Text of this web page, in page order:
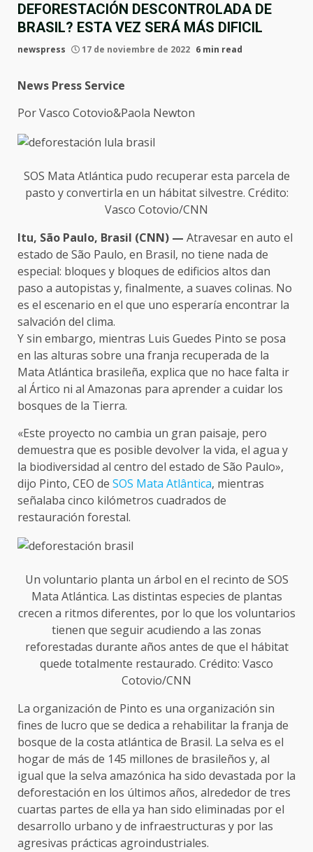
DEFORESTACIÓN DESCONTROLADA DE
BRASIL? ESTA VEZ SERÁ MÁS DIFICIL
newspress 17 de noviembre de 2022 6 min read
News Press Service
Por Vasco Cotovio&Paola Newton
SOS Mata Atlántica pudo recuperar esta parcela de
pasto y convertirla en un hábitat silvestre. Crédito:
Vasco Cotovio/CNN
Itu, São Paulo, Brasil (CNN) — Atravesar en auto el
estado de São Paulo, en Brasil, no tiene nada de
especial: bloques y bloques de edificios altos dan
paso a autopistas y, finalmente, a suaves colinas. No
es el escenario en el que uno esperaría encontrar la
salvación del clima.
Y sin embargo, mientras Luis Guedes Pinto se posa
en las alturas sobre una franja recuperada de la
Mata Atlántica brasileña, explica que no hace falta ir
al Ártico ni al Amazonas para aprender a cuidar los
bosques de la Tierra.
«Este proyecto no cambia un gran paisaje, pero
demuestra que es posible devolver la vida, el agua y
la biodiversidad al centro del estado de São Paulo»,
dijo Pinto, CEO de SOS Mata Atlântica, mientras
señalaba cinco kilómetros cuadrados de
restauración forestal.
Un voluntario planta un árbol en el recinto de SOS
Mata Atlántica. Las distintas especies de plantas
crecen a ritmos diferentes, por lo que los voluntarios
tienen que seguir acudiendo a las zonas
reforestadas durante años antes de que el hábitat
quede totalmente restaurado. Crédito: Vasco
Cotovio/CNN
La organización de Pinto es una organización sin
fines de lucro que se dedica a rehabilitar la franja de
bosque de la costa atlántica de Brasil. La selva es el
hogar de más de 145 millones de brasileños y, al
igual que la selva amazónica ha sido devastada por la
deforestación en los últimos años, alrededor de tres
cuartas partes de ella ya han sido eliminadas por el
desarrollo urbano y de infraestructuras y por las
agresivas prácticas agroindustriales.